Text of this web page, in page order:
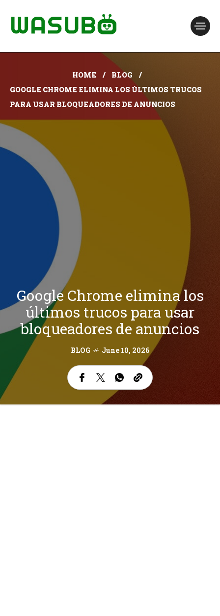
HOME
BLOG
GOOGLE CHROME ELIMINA LOS ÚLTIMOS TRUCOS
PARA USAR BLOQUEADORES DE ANUNCIOS
Google Chrome elimina los
últimos trucos para usar
bloqueadores de anuncios
BLOG June 10, 2026